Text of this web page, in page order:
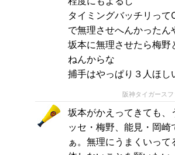
タイミングバッチリって
で無理させへんかったん
坂本に無理させたら梅野
ねんからな
捕手はやっぱり３人ほし
阪神タイガースフ
坂本がかえってきても、
ッセ・梅野、能見・岡崎
ぁ。無理にうまくいっ